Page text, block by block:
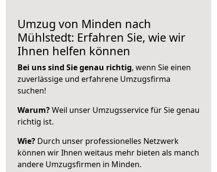
Umzug von Minden nach
Mühlstedt: Erfahren Sie, wie wir
Ihnen helfen können
Bei uns sind Sie genau richtig, wenn Sie einen
zuverlässige und erfahrene Umzugsfirma
suchen!
Warum?Weil unser Umzugsservice für Sie genau
richtig ist.
Wie? Durch unser professionelles Netzwerk
können wir Ihnen weitaus mehr bieten als manch
andere Umzugsfirmen in Minden.